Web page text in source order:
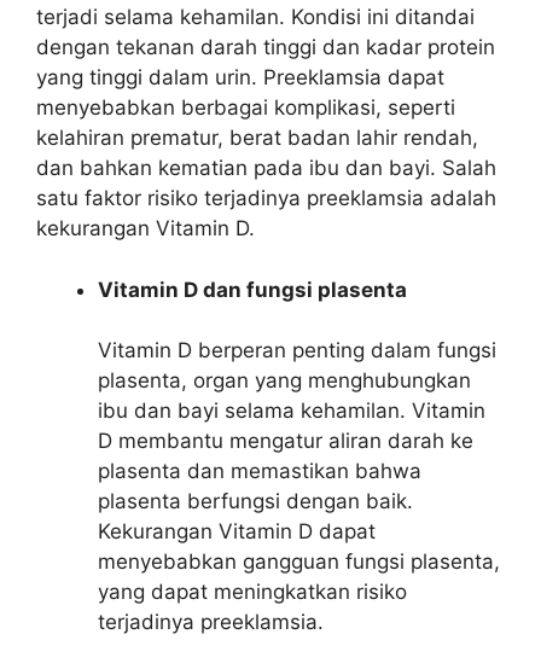
terjadi selama kehamilan. Kondisi ini ditandai
dengan tekanan darah tinggi dan kadar protein
yang tinggi dalam urin. Preeklamsia dapat
menyebabkan berbagai komplikasi, seperti
kelahiran prematur, berat badan lahir rendah,
dan bahkan kematian pada ibu dan bayi. Salah
satu faktor risiko terjadinya preeklamsia adalah
kekurangan Vitamin D.
Vitamin D dan fungsi plasenta
Vitamin D berperan penting dalam fungsi
plasenta, organ yang menghubungkan
ibu dan bayi selama kehamilan. Vitamin
D membantu mengatur aliran darah ke
plasenta dan memastikan bahwa
plasenta berfungsi dengan baik.
Kekurangan Vitamin D dapat
menyebabkan gangguan fungsi plasenta,
yang dapat meningkatkan risiko
terjadinya preeklamsia.